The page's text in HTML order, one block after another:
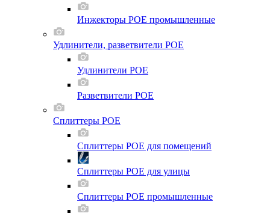
Инжекторы POE промышленные
Удлинители, разветвители POE
Удлинители POE
Разветвители POE
Сплиттеры POE
Сплиттеры POE для помещений
Сплиттеры POE для улицы
Сплиттеры POE промышленные